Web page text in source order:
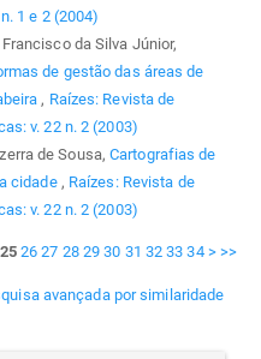
1 e 2 (2004)
da Silva Júnior,
de gestão das áreas de
, Raízes: Revista de
v. 22 n. 2 (2003)
de Sousa,Cartografias de
cidade , Raízes: Revista de
v. 22 n. 2 (2003)
25 26 27 28 29 30 31 32 33 34 > >>
avançada por similaridade